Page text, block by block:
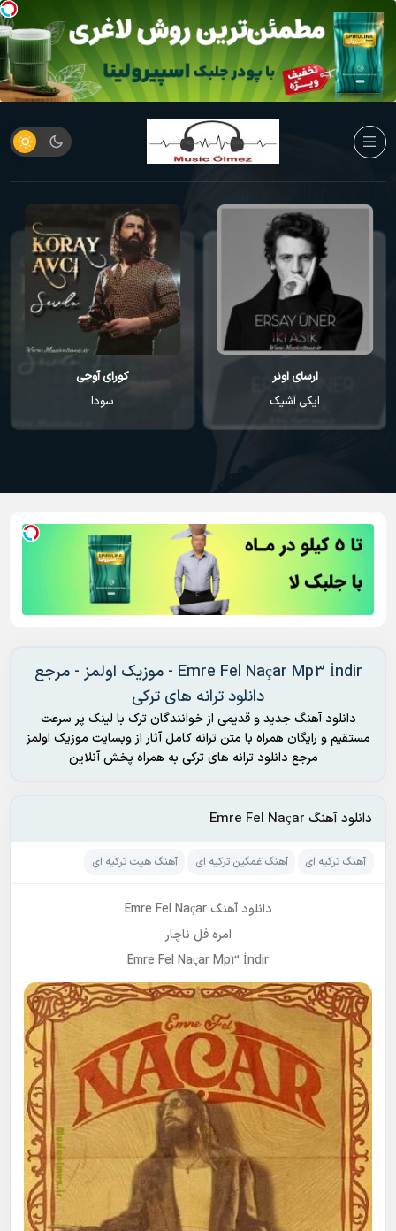
ارسای اونر
ایکی آشیک
کورای آوجی
سودا
Emre Fel Naçar Mp3 İndir - موزیک اولمز - مرجع
دانلود ترانه های ترکی
دانلود آهنگ جدید و قدیمی از خوانندگان ترک با لینک پر سرعت
مستقیم و رایگان همراه با متن ترانه کامل آثار از وبسایت موزیک اولمز
– مرجع دانلود ترانه های ترکی به همراه پخش آنلاین
دانلود آهنگ Emre Fel Naçar
آهنگ ترکیه ای آهنگ غمگین ترکیه ای آهنگ هیت ترکیه ای
دانلود آهنگ Emre Fel Naçar
امره فل ناچار
Emre Fel Naçar Mp3 İndir